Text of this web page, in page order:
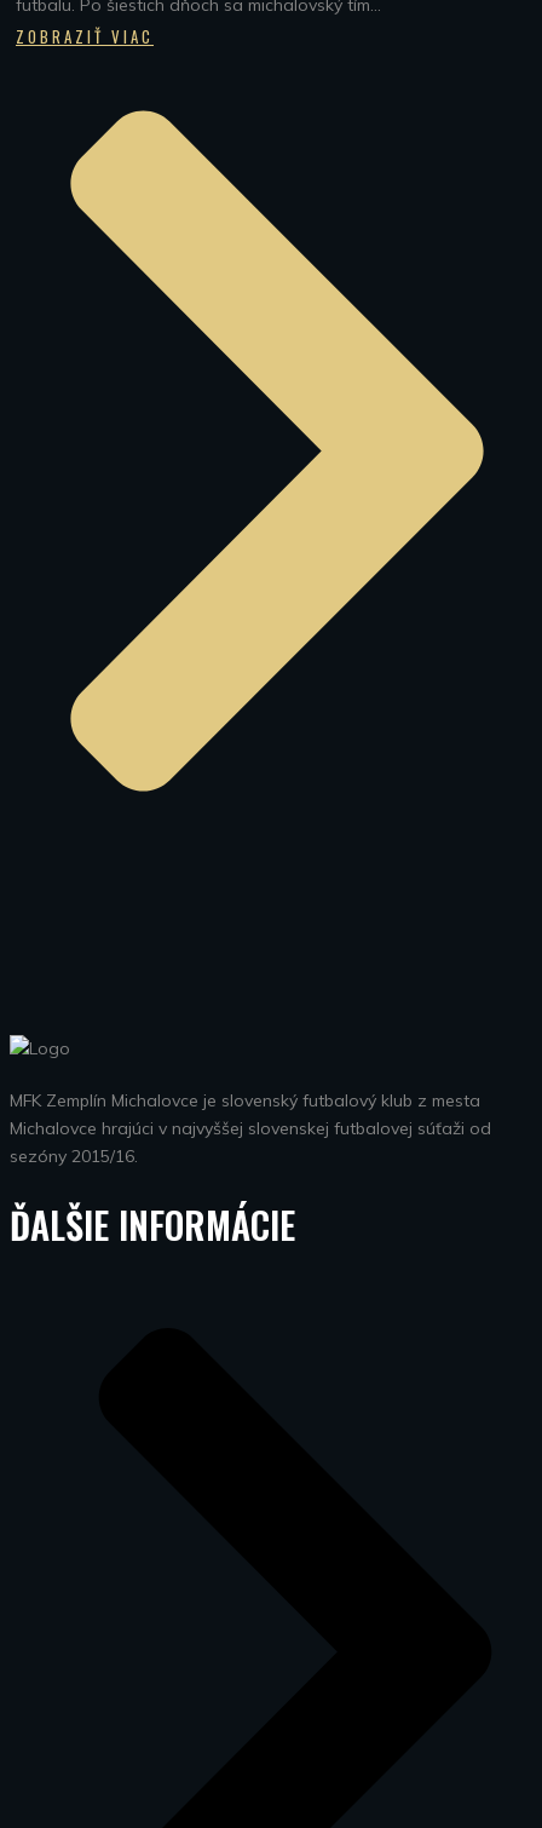
futbalu. Po šiestich dňoch sa michalovský tím...
ZOBRAZIŤ VIAC
MFK Zemplín Michalovce je slovenský futbalový klub z mesta
Michalovce hrajúci v najvyššej slovenskej futbalovej súťaži od
sezóny 2015/16.
ĎALŠIE INFORMÁCIE